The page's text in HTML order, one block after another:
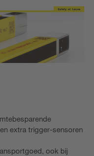
extra trigger-sensoren
ook bij